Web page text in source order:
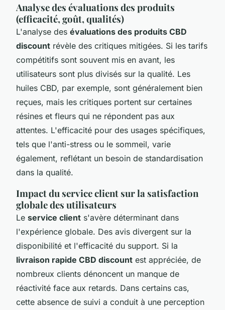
Analyse des évaluations des produits
(efficacité, goût, qualités)
L'analyse des évaluations des produits CBD
discount révèle des critiques mitigées. Si les tarifs
compétitifs sont souvent mis en avant, les
utilisateurs sont plus divisés sur la qualité. Les
huiles CBD, par exemple, sont généralement bien
reçues, mais les critiques portent sur certaines
résines et fleurs qui ne répondent pas aux
attentes. L'efficacité pour des usages spécifiques,
tels que l'anti-stress ou le sommeil, varie
également, reflétant un besoin de standardisation
dans la qualité.
Impact du service client sur la satisfaction
globale des utilisateurs
Le service client s'avère déterminant dans
l'expérience globale. Des avis divergent sur la
disponibilité et l'efficacité du support. Si la
livraison rapide CBD discount est appréciée, de
nombreux clients dénoncent un manque de
réactivité face aux retards. Dans certains cas,
cette absence de suivi a conduit à une perception